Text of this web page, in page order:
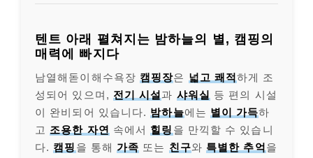
텐트 아래 펼쳐지는 밤하늘의 별, 캠핑의
매력에 빠지다
남열해돋이해수욕장 캠핑장은 넓고 쾌적하게 조
성되어 있으며, 전기 시설과 샤워실 등 편의 시설
이 완비되어 있습니다. 밤하늘에는 별이 가득하
고 조용한 자연 속에서 힐링 을 만끽할 수 있습니
다. 캠핑 을 통해 가족 또는 친구와 특별한 추억 을